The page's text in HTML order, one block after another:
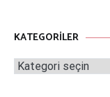
KATEGORILER
Kategoriler